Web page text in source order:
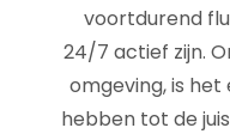
voortdurend
24/7 actief zijn.
omgeving, is
hebben tot de